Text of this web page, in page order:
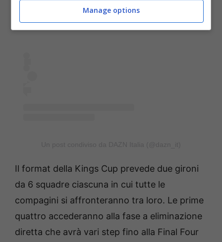
Il format della Kings Cup prevede due gironi
da 6 squadre ciascuna in cui tutte le
compagini si affronteranno tra loro. Le prime
quattro accederanno alla fase a eliminazione
diretta che avrà vari step fino alla Final Four
Manage options